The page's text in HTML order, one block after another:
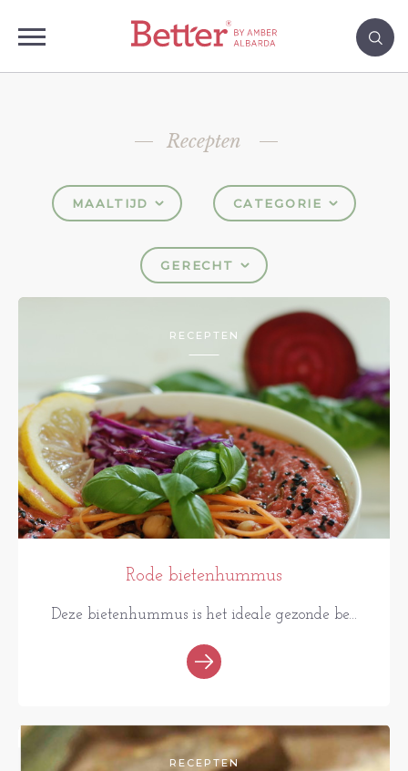
Recepten
MAALTIJD CATEGORIE
GERECHT
RECEPTEN
Rode bietenhummus
Deze bietenhummus is het ideale gezonde be...
RECEPTEN